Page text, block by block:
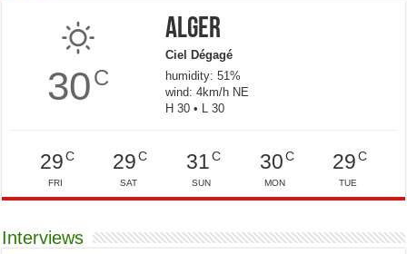
30C
Alger
Ciel Dégagé
humidity: 51%
wind: 4km/h NE
H 30 • L 30
29C
FRI
29 C
SAT
31C
SUN
30C
MON
29 C
TUE
Interviews